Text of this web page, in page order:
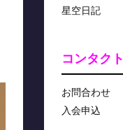
星空日記
コンタクト
お問合わせ
入会申込